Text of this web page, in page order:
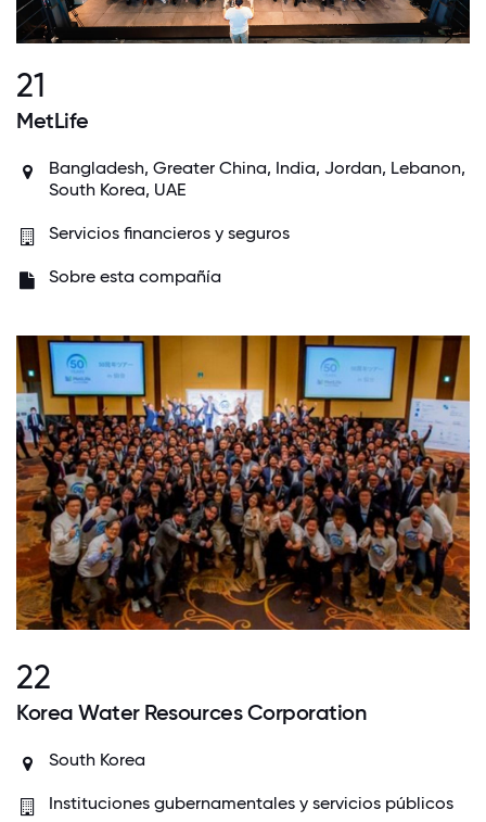
21
MetLife
Bangladesh, Greater China, India, Jordan, Lebanon,
South Korea, UAE
Servicios financieros y seguros
Sobre esta compañía
22
Korea Water Resources Corporation
South Korea
Instituciones gubernamentales y servicios públicos